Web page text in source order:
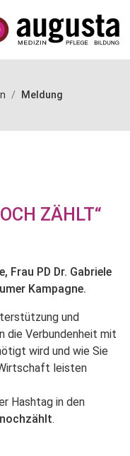
Meldung
ZÄHLT“
Frau PD Dr. Gabriele
Kampagne.
und
die Verbundenheit mit
wird und wie Sie
leisten
Hashtag in den
.